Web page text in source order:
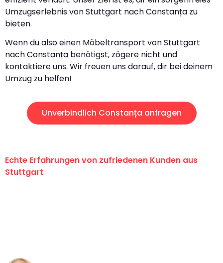
Umzugserlebnis von Stuttgart nach Constanța zu
bieten.
Wenn du also einen Möbeltransport von Stuttgart
nach Constanța benötigst, zögere nicht und
kontaktiere uns. Wir freuen uns darauf, dir bei deinem
Umzug zu helfen!
Unverbindlich Constanța anfragen
Echte Erfahrungen von zufriedenen Kunden aus
Stuttgart